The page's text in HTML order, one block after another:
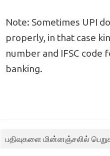
Note: Sometimes UPI
properly, in that case
number and IFSC code
banking.
பதிவுகளை மின்னஞ்சலில்